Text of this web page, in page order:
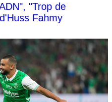
"Trop de
Fahmy